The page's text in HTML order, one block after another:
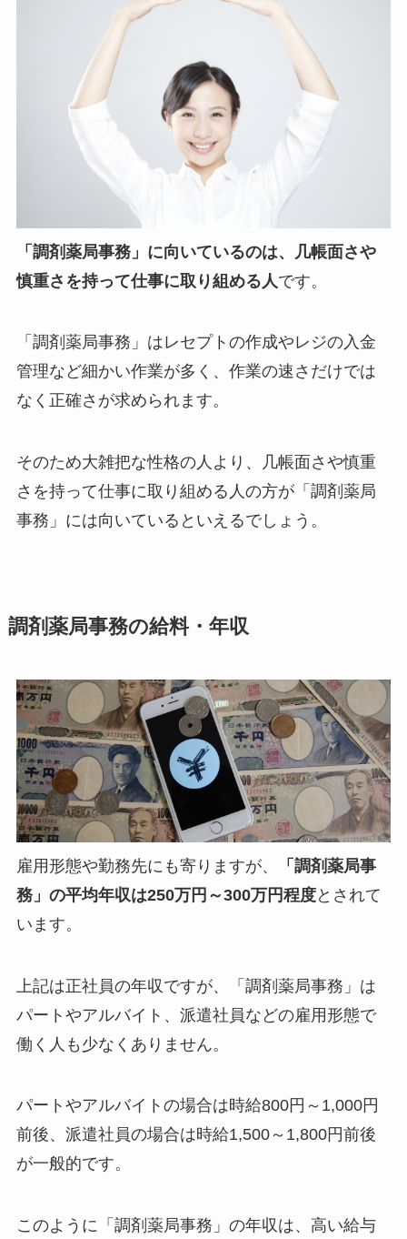
「調剤薬局事務」に向いているのは、几帳面さや
慎重さを持って仕事に取り組める人 です。
「調剤薬局事務」はレセプトの作成やレジの入金
管理など細かい作業が多く、作業の速さだけでは
なく正確さが求められます。
そのため大雑把な性格の人より、几帳面さや慎重
さを持って仕事に取り組める人の方が「調剤薬局
事務」には向いているといえるでしょう。
調剤薬局事務の給料・年収
雇用形態や勤務先にも寄りますが、
「調剤薬局事
務」の平均年収は250万円～300万円程度とされて
います。
上記は正社員の年収ですが、「調剤薬局事務」は
パートやアルバイト、派遣社員などの雇用形態で
働く人も少なくありません。
パートやアルバイトの場合は時給800円～1,000円
前後、派遣社員の場合は時給1,500～1,800円前後
が一般的です。
このように「調剤薬局事務」の年収は、高い給与